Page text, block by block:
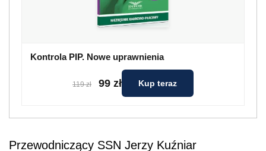
Kontrola PIP. Nowe uprawnienia
119 zł 99 zł Kup teraz
Przewodniczący SSN Jerzy Kuźniar